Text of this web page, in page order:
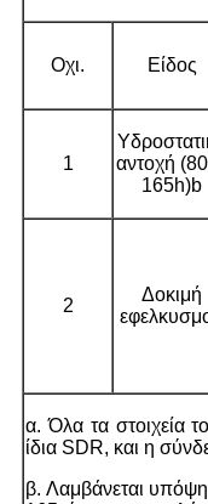
Οχι. Είδος
1
αντοχή
165h)b
2
Δοκιμή
α. Όλα τα στοιχεία
ίδια SDR, και η
β. Λαμβάνεται